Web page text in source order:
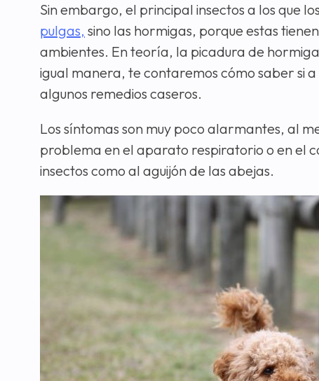
Sin embargo, el principal insectos a los que
pulgas, sino las hormigas, porque estas tienen
ambientes. En teoría, la picadura de
igual manera, te contaremos cómo saber si
algunos remedios caseros.
Los síntomas son muy poco alarmantes, al
problema en el aparato respiratorio o en el
insectos como al aguijón de las abejas.